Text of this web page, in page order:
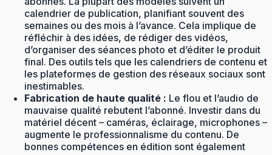
calendrier de publication, planifiant souvent des
semaines ou des mois à l’avance. Cela implique de
réfléchir à des idées, de rédiger des vidéos,
d’organiser des séances photo et d’éditer le produit
final. Des outils tels que les calendriers de contenu et
les plateformes de gestion des réseaux sociaux sont
inestimables.
Fabrication de haute qualité : Le flou et l’audio de
mauvaise qualité rebutent l’abonné. Investir dans du
matériel décent – ​​caméras, éclairage, microphones –
augmente le professionnalisme du contenu. De
bonnes compétences en édition sont également